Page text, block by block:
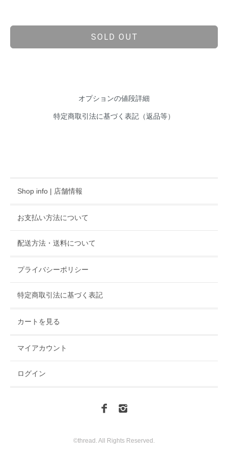
SOLD OUT
オプションの値段詳細
特定商取引法に基づく表記（返品等）
Shop info | 店舗情報
お支払い方法について
配送方法・送料について
プライバシーポリシー
特定商取引法に基づく表記
カートを見る
マイアカウント
ログイン
©thread. All Rights Reserved.